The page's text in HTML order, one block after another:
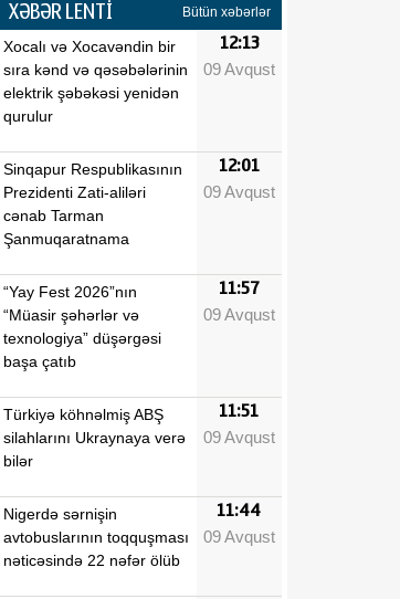
XƏBƏR LENTİ Bütün xəbərlər
Xocalı və Xocavəndin bir
sıra kənd və qəsəbələrinin
elektrik şəbəkəsi yenidən
qurulur
12:13
09 Avqust
Sinqapur Respublikasının
Prezidenti Zati-aliləri
cənab Tarman
Şanmuqaratnama
12:01
09 Avqust
“Yay Fest 2026”nın
“Müasir şəhərlər və
texnologiya” düşərgəsi
başa çatıb
11:57
09 Avqust
Türkiyə köhnəlmiş ABŞ
silahlarını Ukraynaya verə
bilər
11:51
09 Avqust
Nigerdə sərnişin
avtobuslarının toqquşması
nəticəsində 22 nəfər ölüb
11:44
09 Avqust